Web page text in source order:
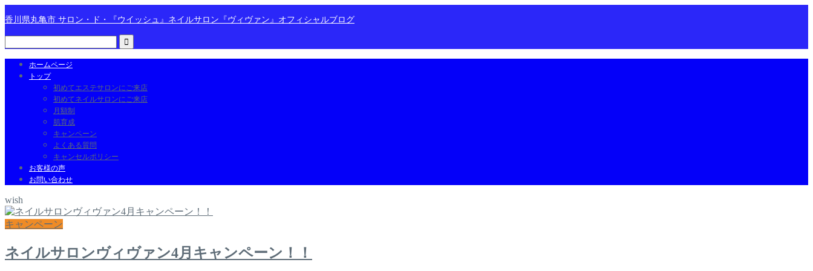
香川県丸亀市 サロン・ド・『ウイッシュ』ネイルサロン『ヴィヴァン』オフィシャルブログ
ホームページ
トップ
初めてエステサロンにご来店
初めてネイルサロンにご来店
月額制
肌育成
キャンペーン
よくある質問
キャンセルポリシー
お客様の声
お問い合わせ
wish
キャンペーン
ネイルサロンヴィヴァン4月キャンペーン！！